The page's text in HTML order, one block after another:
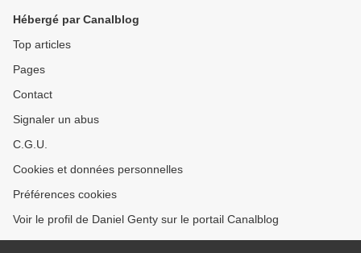
Hébergé par Canalblog
Top articles
Pages
Contact
Signaler un abus
C.G.U.
Cookies et données personnelles
Préférences cookies
Voir le profil de Daniel Genty sur le portail Canalblog